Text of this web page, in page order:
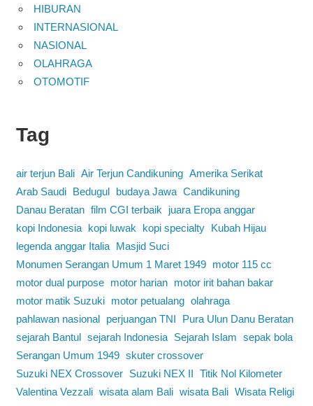
HIBURAN
INTERNASIONAL
NASIONAL
OLAHRAGA
OTOMOTIF
Tag
air terjun Bali Air Terjun Candikuning Amerika Serikat
Arab Saudi
Bedugul budaya Jawa Candikuning
Danau Beratan film CGI terbaik
juara Eropa anggar
kopi Indonesia
kopi luwak kopi specialty
Kubah Hijau
legenda anggar Italia
Masjid Suci
Monumen Serangan Umum 1 Maret 1949
motor 115 cc
motor dual purpose
motor harian
motor irit bahan bakar
motor matik Suzuki
motor petualang olahraga
pahlawan nasional
perjuangan TNI
Pura Ulun Danu Beratan
sejarah Bantul sejarah Indonesia Sejarah Islam sepak bola
Serangan Umum 1949 skuter crossover
Suzuki NEX Crossover
Suzuki NEX II Titik Nol Kilometer
Valentina Vezzali wisata alam Bali wisata Bali Wisata Religi